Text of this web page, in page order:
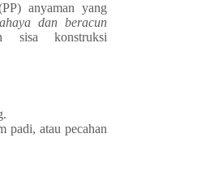
anyaman yang
dan beracun
sisa konstruksi
padi, atau pecahan